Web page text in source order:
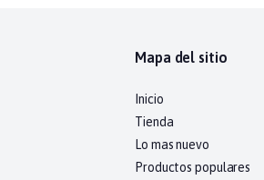
Mapa del sitio
Inicio
Tienda
Lo mas nuevo
Productos populares